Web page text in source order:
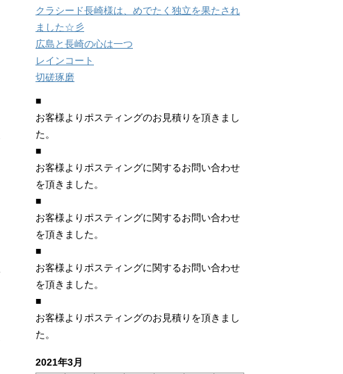
クラシード長崎様は、めでたく独立を果たされ
ました☆彡
広島と長崎の心は一つ
レインコート
切磋琢磨
■
お客様よりポスティングのお見積りを頂きまし
た。
■
お客様よりポスティングに関するお問い合わせ
を頂きました。
■
お客様よりポスティングに関するお問い合わせ
を頂きました。
■
お客様よりポスティングに関するお問い合わせ
を頂きました。
■
お客様よりポスティングのお見積りを頂きまし
た。
2021年3月